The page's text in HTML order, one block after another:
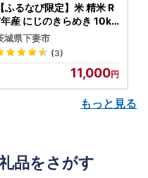
【ふるなび限定】米 精米 R
産 にじのきらめき 10kg
月 FN-Limited-PR
城県下妻市
(3)
11,000
もっと見る
品をさがす